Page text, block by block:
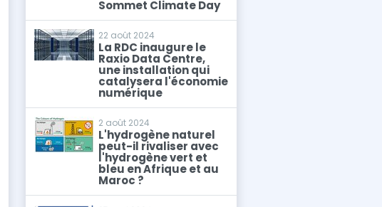
Sommet Climate Day
22 août 2024
La RDC inaugure le
Raxio Data Centre,
une installation qui
catalysera l'économie
numérique
2 août 2024
L'hydrogène naturel
peut-il rivaliser avec
l'hydrogène vert et
bleu en Afrique et au
Maroc ?